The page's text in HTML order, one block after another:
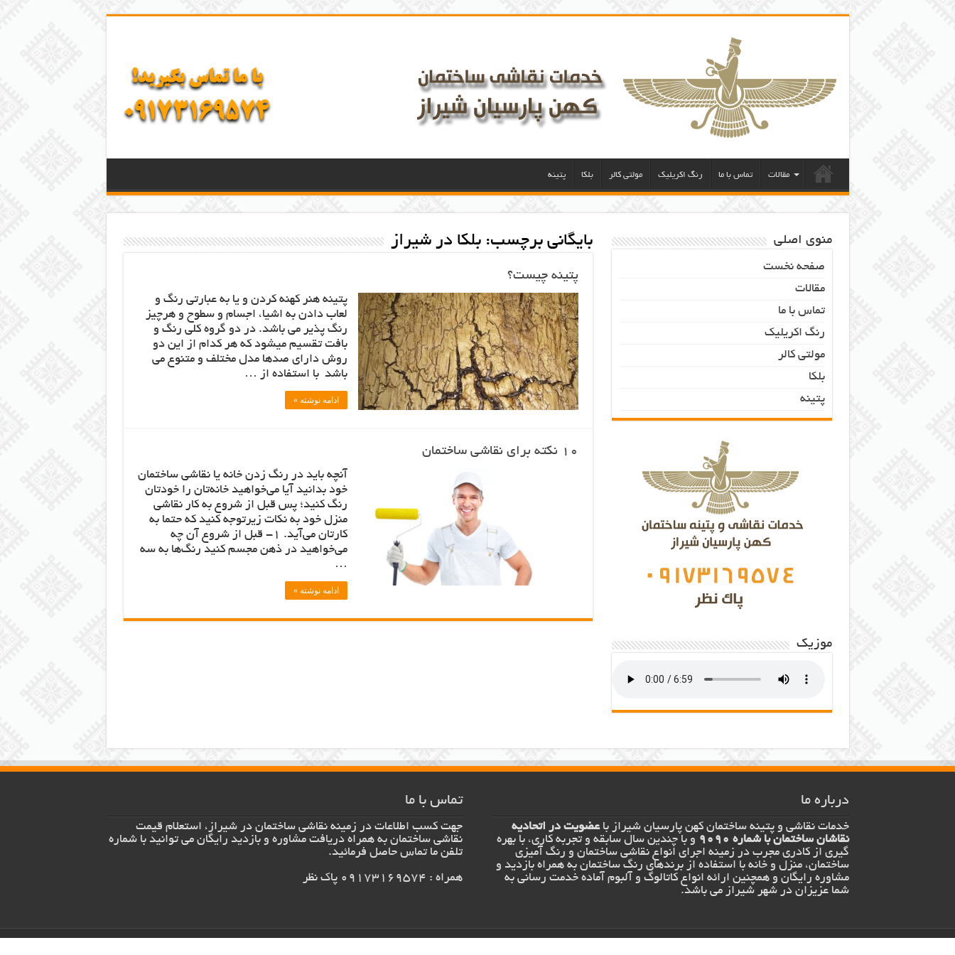
مقالات تماس با ما رنگ اکریلیک مولتی کالر بلکا پتینه
بایگانی برچسب:بلکا در شیراز
پتینه چیست؟
پتینه هنر کهنه کردن و یا به عبارتی رنگ و
لعاب دادن به اشیا، اجسام و سطوح و هرچیز
رنگ پذیر می باشد. در دو گروه کلی رنگ و
بافت تقسیم میشود که هر کدام از این دو
روش دارای صدها مدل مختلف و متنوع می
باشد با استفاده از …
ادامه نوشته »
10 نکته برای نقاشی ساختمان
آنچه باید در رنگ زدن خانه یا نقاشی ساختمان
خود بدانید آیا می‌خواهید خانه‌تان را خودتان
رنگ کنید؛ پس قبل از شروع به کار نقاشی
منزل خود به نکات زیرتوجه کنید که حتما به
کارتان می‌آید. 1- قبل از شروع آن چه
می‌خواهید در ذهن مجسم کنید رنگ‌ها به سه
…
ادامه نوشته »
منوی اصلی
صفحه نخست
مقالات
تماس با ما
رنگ اکریلیک
مولتی کالر
بلکا
پتینه
موزیک
درباره ما
خدمات نقاشی و پتینه ساختمان کهن پارسیان شیراز باعضویت در اتحادیه
نقاشان ساختمان با شماره 9090
و با چندین سال سابقه و تجربه کاری، با بهره
گیری از کادری مجرب در زمینه اجرای انواع نقاشی ساختمان و رنگ آمیزی
ساختمان، منزل و خانه با استفاده از برندهای رنگ ساختمان به همراه بازدید و
مشاوره رایگان و همچنین ارائه انواع کاتالوگ و آلبوم آماده خدمت رسانی به
شما عزیزان در شهر شیراز می باشد.
تماس با ما
جهت کسب اطلاعات در زمینه نقاشی ساختمان در شیراز، استعلام قیمت
نقاشی ساختمان به همراه دریافت مشاوره و بازدید رایگان می توانید با شماره
تلفن ما تماس حاصل فرمائید.
همراه : 09173169574 پاک نظر